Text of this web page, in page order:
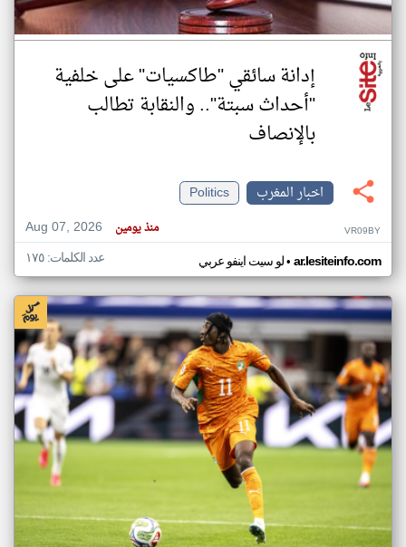
إدانة سائقي "طاكسيات" على خلفية
"أحداث سبتة".. والنقابة تطالب
بالإنصاف
اخبار المغرب
Politics
Aug 07, 2026
منذ يومين VR09BY
لو سيت اينفو عربي• ar.lesiteinfo.com عدد الكلمات: ١٧٥